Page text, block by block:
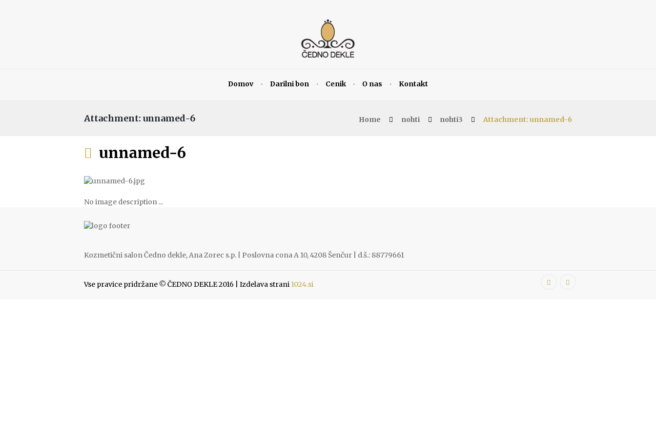
Domov Darilni bon Cenik O nas Kontakt
Attachment: unnamed-6 Home nohti nohti3 Attachment: unnamed-6
unnamed-6
No image description ...
Kozmetični salon Čedno dekle, Ana Zorec s.p. | Poslovna cona A 10, 4208 Šenčur | d.š.: 88779661
Vse pravice pridržane © ČEDNO DEKLE 2016 | Izdelava strani 1024.si